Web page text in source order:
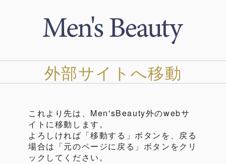
外部サイトへ移動
これより先は、Men'sBeauty外のwebサ
イトに移動します。
よろしければ「移動する」ボタンを、戻る
場合は「元のページに戻る」ボタンをクリ
ックしてください。